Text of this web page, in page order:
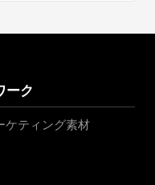
ーク
ケティング素材